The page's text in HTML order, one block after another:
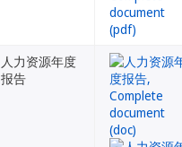
人力资源年度
报告